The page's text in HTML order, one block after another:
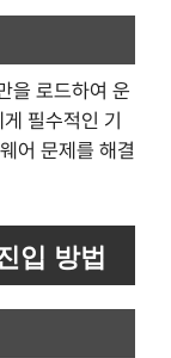
을 로드하여 운
필수적인 기
어 문제를 해결
입 방법